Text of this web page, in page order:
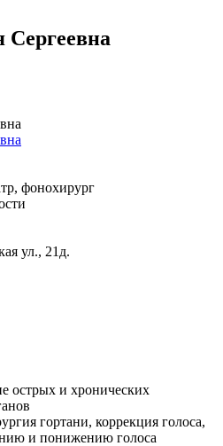
фонохирург
ул., 21д.
острых и хронических
гортани, коррекция голоса,
и понижению голоса